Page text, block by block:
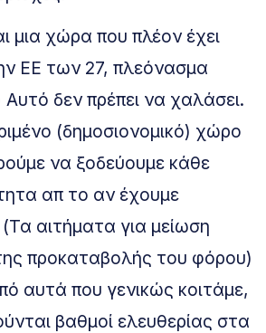
μια χώρα που πλέον έχει
ΕΕ των 27, πλεόνασμα
Αυτό δεν πρέπει να χαλάσει.
(δημοσιονομικό) χώρο
να ξοδεύουμε κάθε
απ το αν έχουμε
αιτήματα για μείωση
προκαταβολής του φόρου)
αυτά που γενικώς κοιτάμε,
βαθμοί ελευθερίας στα